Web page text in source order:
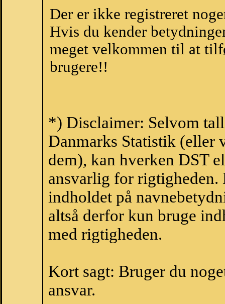
Der er ikke registreret
Hvis du kender
meget velkommen til at
brugere!!
*) Disclaimer: Selvom
Danmarks Statistik (eller
dem), kan hverken DST
ansvarlig for
indholdet på
altså derfor kun bruge
med rigtigheden.
Kort sagt: Bruger du
ansvar.